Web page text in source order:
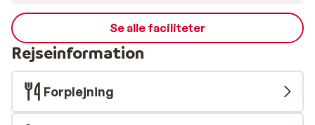
Se alle faciliteter
Rejseinformation
Forplejning